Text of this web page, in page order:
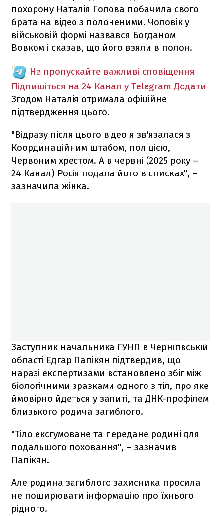
похорону Наталія Голова побачила свого
брата на відео з полоненими. Чоловік у
військовій формі назвався Богданом
Вовком і сказав, що його взяли в полон.
Не пропускайте важливі сповіщення
Підпишіться на 24 Канал у Telegram Додати
Згодом Наталія отримала офіційне
підтвердження цього.
"Відразу після цього відео я зв'язалася з
Координаційним штабом, поліцією,
Червоним хрестом. А в червні (2025 року –
24 Канал) Росія подала його в списках", –
зазначила жінка.
Заступник начальника ГУНП в Чернігівській
області Едгар Папікян підтвердив, що
наразі експертизами встановлено збіг між
біологічними зразками одного з тіл, про яке
ймовірно йдеться у запиті, та ДНК-профілем
близького родича загиблого.
"Тіло ексгумоване та передане родині для
подальшого поховання", – зазначив
Папікян.
Але родина загиблого захисника просила
не поширювати інформацію про їхнього
рідного.